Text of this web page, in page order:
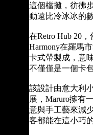
這個檔攤，彷彿
動遠比冷冰冰的
在Retro Hub 20
Harmony在羅馬
卡式帶製成，意
不僅僅是一個卡
該設計由意大利
展，Maruro擁有
意與手工藝來減
客都能在這小巧